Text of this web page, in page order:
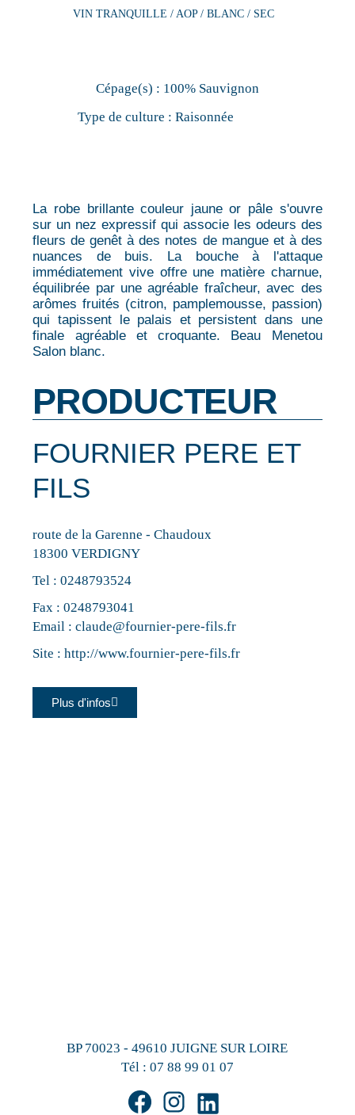
VIN TRANQUILLE / AOP / BLANC / SEC
Cépage(s) : 100% Sauvignon
Type de culture : Raisonnée
La robe brillante couleur jaune or pâle s'ouvre
sur un nez expressif qui associe les odeurs des
fleurs de genêt à des notes de mangue et à des
nuances de buis. La bouche à l'attaque
immédiatement vive offre une matière charnue,
équilibrée par une agréable fraîcheur, avec des
arômes fruités (citron, pamplemousse, passion)
qui tapissent le palais et persistent dans une
finale agréable et croquante. Beau Menetou
Salon blanc.
PRODUCTEUR
FOURNIER PERE ET
FILS
route de la Garenne - Chaudoux
18300 VERDIGNY
Tel :0248793524
Fax : 0248793041
Email :claude@fournier-pere-fils.fr
Site :http://www.fournier-pere-fils.fr
Plus d'infos
BP 70023 - 49610 JUIGNE SUR LOIRE
Tél : 07 88 99 01 07